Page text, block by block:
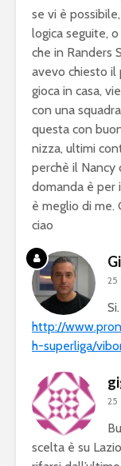
se vi è
logica seguite,
che in Randers
avevo chiesto il
gioca in casa,
con una
questa con
nizza, ultimi
perchè il Nancy
domanda è per
è meglio di me.
ciao
25
Si.
http://
h-superliga/
25
scelta è su